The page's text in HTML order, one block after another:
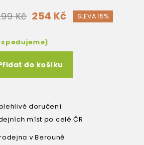
Kč 254 Kč SLEVA 15%
do košíku
doručení
míst po celé ČR
v Berouně